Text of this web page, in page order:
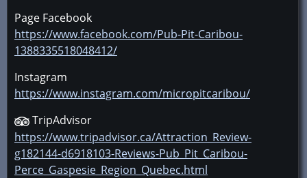
Page Facebook
https://www.facebook.com/Pub-Pit-Caribou-
1388335518048412/
Instagram
https://www.instagram.com/micropitcaribou/
TripAdvisor
https://www.tripadvisor.ca/Attraction_Review-
g182144-d6918103-Reviews-Pub_Pit_Caribou-
Perce_Gaspesie_Region_Quebec.html